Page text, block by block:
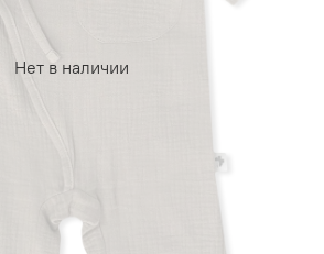
Нет в наличии